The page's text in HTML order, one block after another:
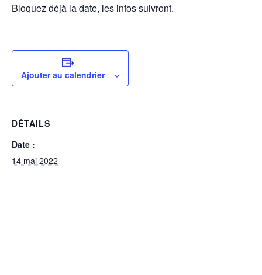
Bloquez déjà la date, les infos suivront.
Ajouter au calendrier
DÉTAILS
Date :
14 mai 2022